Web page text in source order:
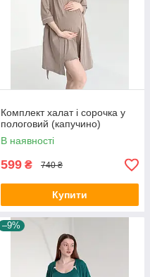
Комплект халат і сорочка у
пологовий (капучино)
В наявності
599 ₴ 740 ₴
Купити
–9%